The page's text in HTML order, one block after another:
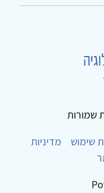
שימוש
מדיניות